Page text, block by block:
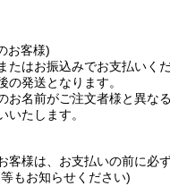
お客様)
たはお振込みでお支払いくだ
の発送となります。
お名前がご注文者様と異な
いたします。
客様は、お支払いの前に必
もお知らせください)